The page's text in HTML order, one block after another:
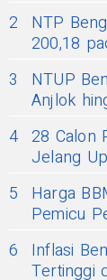
2
NTP
200,18
3
NTUP
Anjlok
4 28 Calon
Jelang
5
Harga
Pemicu
6
Inflasi
Tertinggi